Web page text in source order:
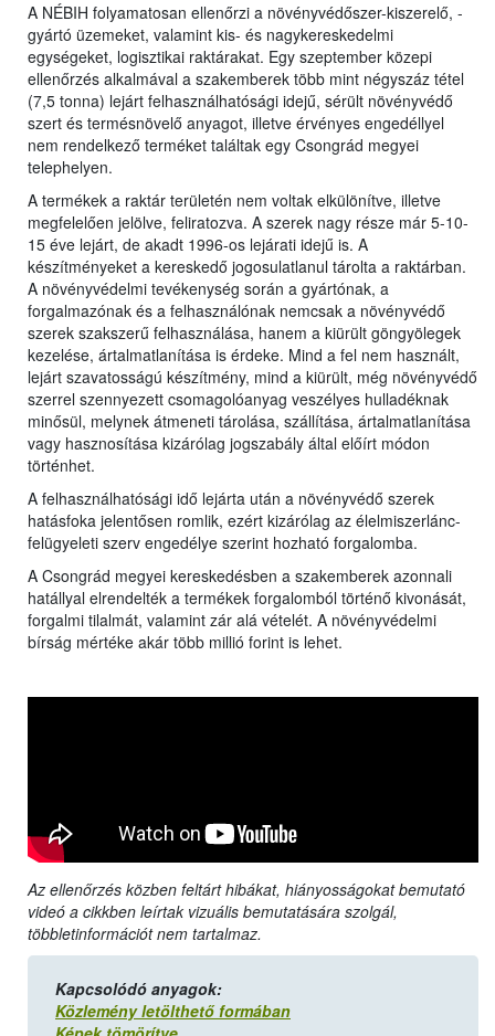
A NÉBIH folyamatosan ellenőrzi a növényvédőszer-kiszerelő, -
gyártó üzemeket, valamint kis- és nagykereskedelmi
egységeket, logisztikai raktárakat. Egy szeptember közepi
ellenőrzés alkalmával a szakemberek több mint négyszáz tétel
(7,5 tonna) lejárt felhasználhatósági idejű, sérült növényvédő
szert és termésnövelő anyagot, illetve érvényes engedéllyel
nem rendelkező terméket találtak egy Csongrád megyei
telephelyen.
A termékek a raktár területén nem voltak elkülönítve, illetve
megfelelően jelölve, feliratozva. A szerek nagy része már 5-10-
15 éve lejárt, de akadt 1996-os lejárati idejű is. A
készítményeket a kereskedő jogosulatlanul tárolta a raktárban.
A növényvédelmi tevékenység során a gyártónak, a
forgalmazónak és a felhasználónak nemcsak a növényvédő
szerek szakszerű felhasználása, hanem a kiürült göngyölegek
kezelése, ártalmatlanítása is érdeke. Mind a fel nem használt,
lejárt szavatosságú készítmény, mind a kiürült, még növényvédő
szerrel szennyezett csomagolóanyag veszélyes hulladéknak
minősül, melynek átmeneti tárolása, szállítása, ártalmatlanítása
vagy hasznosítása kizárólag jogszabály által előírt módon
történhet.
A felhasználhatósági idő lejárta után a növényvédő szerek
hatásfoka jelentősen romlik, ezért kizárólag az élelmiszerlánc-
felügyeleti szerv engedélye szerint hozható forgalomba.
A Csongrád megyei kereskedésben a szakemberek azonnali
hatállyal elrendelték a termékek forgalomból történő kivonását,
forgalmi tilalmát, valamint zár alá vételét. A növényvédelmi
bírság mértéke akár több millió forint is lehet.
Az ellenőrzés közben feltárt hibákat, hiányosságokat bemutató
videó a cikkben leírtak vizuális bemutatására szolgál,
többletinformációt nem tartalmaz.
Kapcsolódó anyagok:
Közlemény letölthető formában